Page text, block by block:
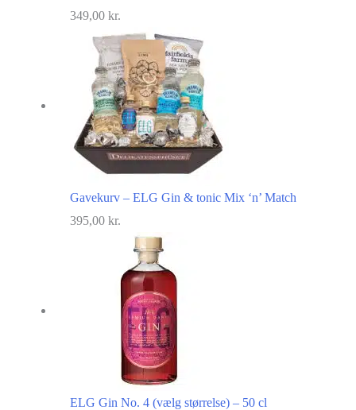
349,00 kr.
Gavekurv – ELG Gin & tonic Mix ‘n’ Match
395,00 kr.
ELG Gin No. 4 (vælg størrelse) – 50 cl